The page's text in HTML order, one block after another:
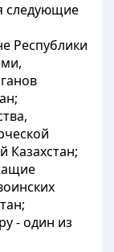
следующие
Республики
Казахстан;
- один из